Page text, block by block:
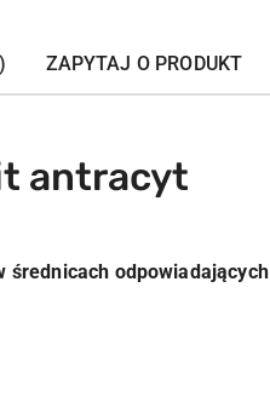
ZAPYTAJ O PRODUKT
antracyt
średnicach odpowiadających